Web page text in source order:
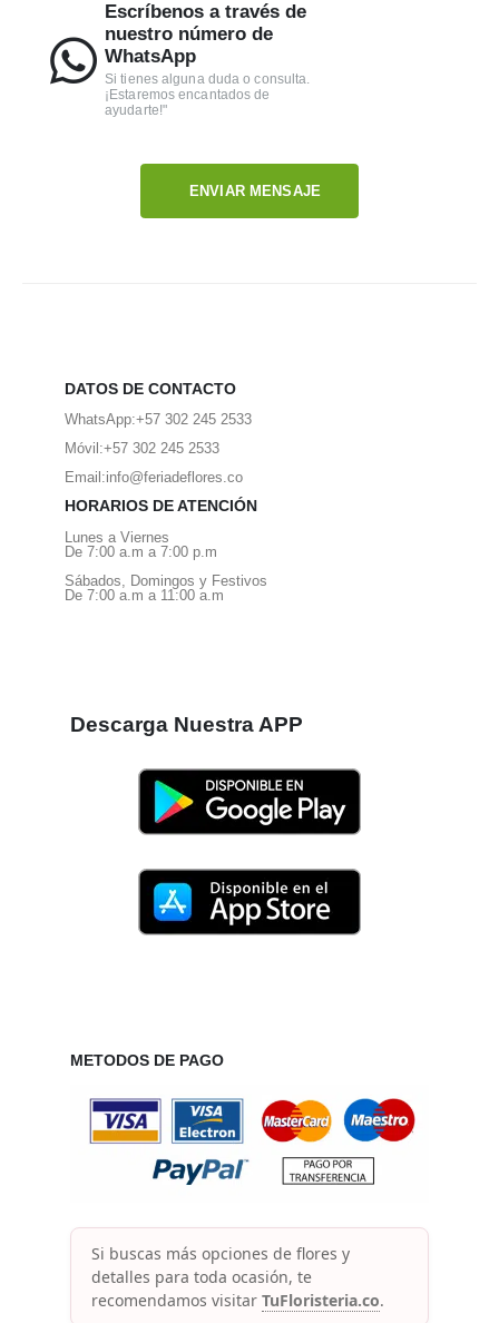
Escríbenos a través de
nuestro número de
WhatsApp
Si tienes alguna duda o consulta.
¡Estaremos encantados de
ayudarte!"
ENVIAR MENSAJE
DATOS DE CONTACTO
WhatsApp:+57 302 245 2533
Móvil:+57 302 245 2533
Email:info@feriadeflores.co
HORARIOS DE ATENCIÓN
Lunes a Viernes
De 7:00 a.m a 7:00 p.m
Sábados, Domingos y Festivos
De 7:00 a.m a 11:00 a.m
Descarga Nuestra APP
METODOS DE PAGO
Si buscas más opciones de flores y
detalles para toda ocasión, te
recomendamos visitar TuFloristeria.co.